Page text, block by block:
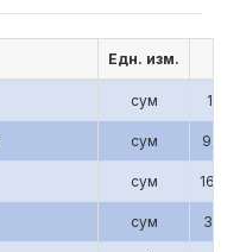
Едн. изм.
сум
сум
сум
сум